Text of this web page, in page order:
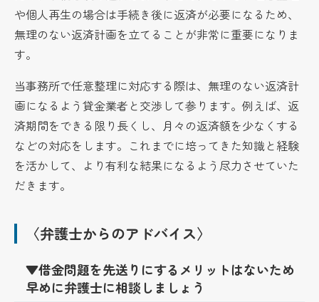
や個人再生の場合は手続き後に返済が必要になるため、
無理のない返済計画を立てることが非常に重要になりま
す。
当事務所で任意整理に対応する際は、無理のない返済計
画になるよう貸金業者と交渉して参ります。例えば、返
済期間をできる限り長くし、月々の返済額を少なくする
などの対応をします。これまでに培ってきた知識と経験
を活かして、より有利な結果になるよう尽力させていた
だきます。
〈弁護士からのアドバイス〉
▼借金問題を先送りにするメリットはないため
早めに弁護士に相談しましょう